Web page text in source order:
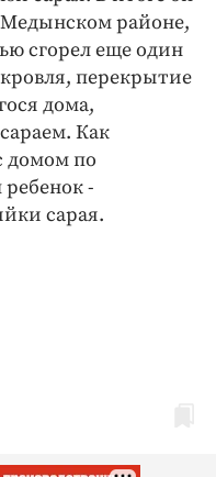
Медынском районе,
сгорел еще один
перекрытие
дома,
Как
домом по
-
сарая.